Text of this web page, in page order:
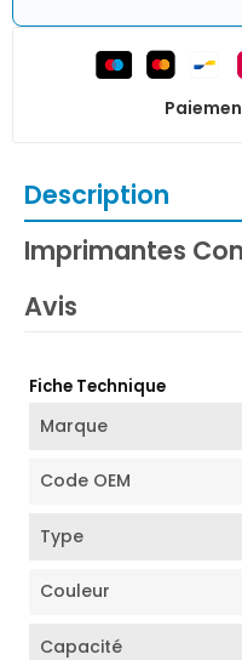
Description
Imprimantes
Avis
Fiche Technique
Marque
Code OEM
Type
Couleur
Capacité